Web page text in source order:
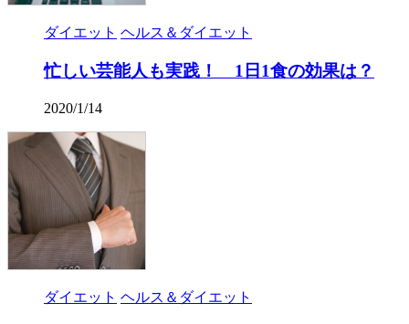
ダイエット ヘルス＆ダイエット
忙しい芸能人も実践！ 1日1食の効果は？
2020/1/14
ダイエット ヘルス＆ダイエット